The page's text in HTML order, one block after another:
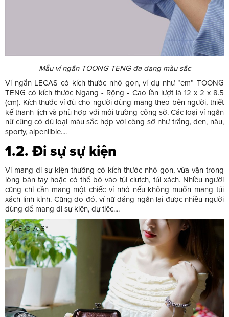
Mẫu ví ngắn TOONG TENG đa dạng màu sắc
Ví ngắn LECAS có kích thước nhỏ gọn, ví dụ như “em” TOONG
TENG có kích thước Ngang - Rộng - Cao lần lượt là 12 x 2 x 8.5
(cm). Kích thước ví đủ cho người dùng mang theo bên người, thiết
kế thanh lịch và phù hợp với môi trường công sở. Các loại ví ngắn
nữ cũng có đủ loại màu sắc hợp với công sở như trắng, đen, nâu,
sporty, alpenlible....
1.2. Đi sự sự kiện
Ví mang đi sự kiện thường có kích thước nhỏ gọn, vừa vặn trong
lòng bàn tay hoặc có thể bỏ vào túi clutch, túi xách. Nhiều người
cũng chỉ cần mang một chiếc ví nhỏ nếu không muốn mang túi
xách lỉnh kỉnh. Cũng do đó, ví nữ dáng ngắn lại được nhiều người
dùng để mang đi sự kiện, dự tiệc....